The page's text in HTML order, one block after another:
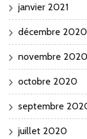
janvier 2021
décembre 2020
novembre 2020
octobre 2020
septembre
juillet 2020